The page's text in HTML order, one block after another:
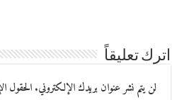
اترك تعليقاً
لن يتم نشر عنوان بريدك الإلكتروني.الحقول